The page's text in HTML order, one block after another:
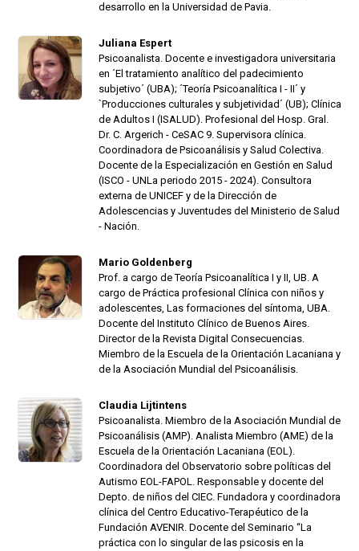
desarrollo en la Universidad de Pavia.
Juliana Espert
Psicoanalista. Docente e investigadora universitaria
en ´El tratamiento analítico del padecimiento
subjetivo´ (UBA); ´Teoría Psicoanalítica I - II´ y
`Producciones culturales y subjetividad´ (UB); Clínica
de Adultos I (ISALUD). Profesional del Hosp. Gral.
Dr. C. Argerich - CeSAC 9. Supervisora clínica.
Coordinadora de Psicoanálisis y Salud Colectiva.
Docente de la Especialización en Gestión en Salud
(ISCO - UNLa periodo 2015 - 2024). Consultora
externa de UNICEF y de la Dirección de
Adolescencias y Juventudes del Ministerio de Salud
- Nación.
Mario Goldenberg
Prof. a cargo de Teoría Psicoanalítica I y II, UB. A
cargo de Práctica profesional Clínica con niños y
adolescentes, Las formaciones del síntoma, UBA.
Docente del Instituto Clínico de Buenos Aires.
Director de la Revista Digital Consecuencias.
Miembro de la Escuela de la Orientación Lacaniana y
de la Asociación Mundial del Psicoanálisis.
Claudia Lijtintens
Psicoanalista. Miembro de la Asociación Mundial de
Psicoanálisis (AMP). Analista Miembro (AME) de la
Escuela de la Orientación Lacaniana (EOL).
Coordinadora del Observatorio sobre políticas del
Autismo EOL-FAPOL. Responsable y docente del
Depto. de niños del CIEC. Fundadora y coordinadora
clínica del Centro Educativo-Terapéutico de la
Fundación AVENIR. Docente del Seminario “La
práctica con lo singular de las psicosis en la